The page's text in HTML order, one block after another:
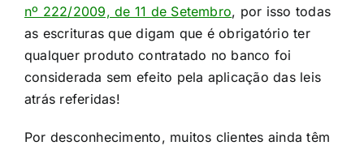
nº 222/2009, de 11 de Setembro, por isso todas
as escrituras que digam que é obrigatório ter
qualquer produto contratado no banco foi
considerada sem efeito pela aplicação das leis
atrás referidas!​
Por desconhecimento, muitos clientes ainda têm